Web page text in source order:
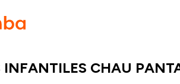
INFANTILES CHAU